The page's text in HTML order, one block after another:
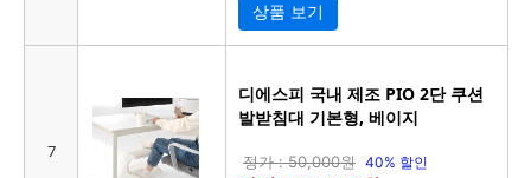
상품 보기
7
디에스피 국내 제조 PIO 2단 쿠션
발받침대 기본형, 베이지
정가 : 50,000원 40% 할인